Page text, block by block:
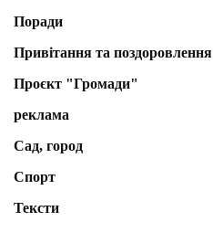
Поради
Привітання та поздоровлення
Проєкт "Громади"
реклама
Сад, город
Спорт
Тексти